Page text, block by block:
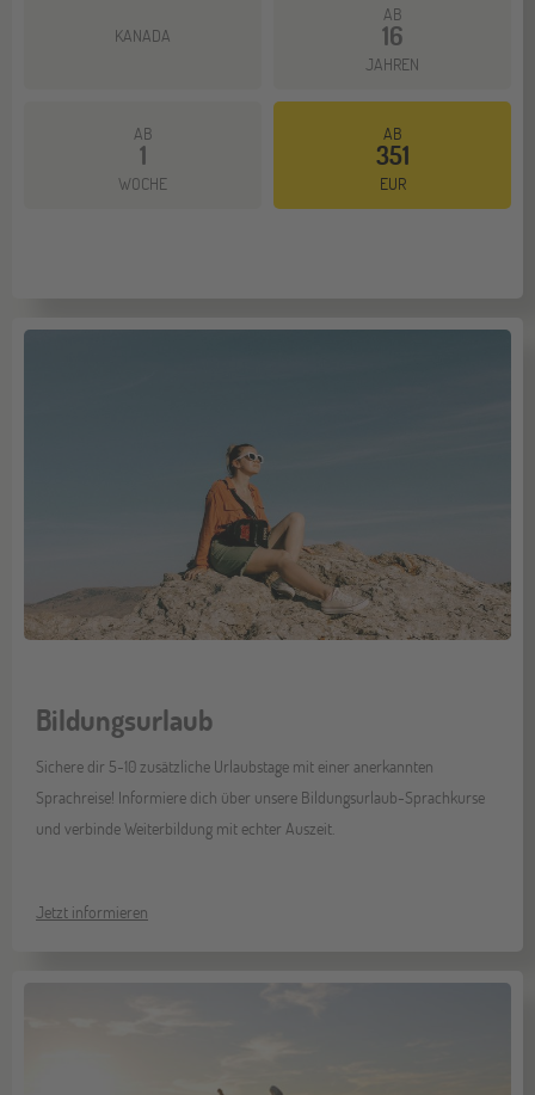
KANADA
AB
16
JAHREN
AB
1
WOCHE
AB
351
EUR
Bildungsurlaub
Sichere dir 5-10 zusätzliche Urlaubstage mit einer anerkannten
Sprachreise! Informiere dich über unsere Bildungsurlaub-Sprachkurse
und verbinde Weiterbildung mit echter Auszeit.
Jetzt informieren